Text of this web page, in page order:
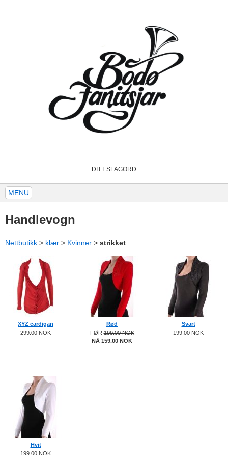
DITT SLAGORD
MENU
Handlevogn
Nettbutikk > klær > Kvinner > strikket
XYZ cardigan
299.00 NOK
Rød
FØR199.00 NOK
NÅ 159.00 NOK
Svart
199.00 NOK
Hvit
199.00 NOK